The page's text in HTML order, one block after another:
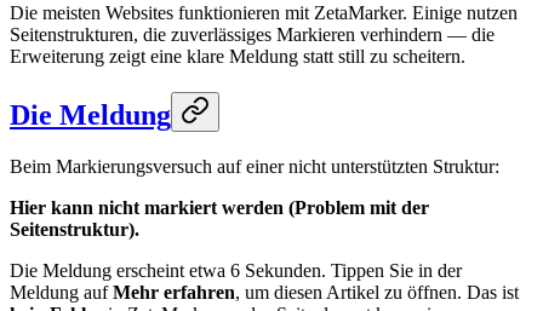
Die meisten Websites funktionieren mit ZetaMarker. Einige nutzen
Seitenstrukturen, die zuverlässiges Markieren verhindern — die
Erweiterung zeigt eine klare Meldung statt still zu scheitern.
Die Meldung
Beim Markierungsversuch auf einer nicht unterstützten Struktur:
Hier kann nicht markiert werden (Problem mit der
Seitenstruktur).
Die Meldung erscheint etwa 6 Sekunden. Tippen Sie in der
Meldung aufMehr erfahren, um diesen Artikel zu öffnen. Das ist